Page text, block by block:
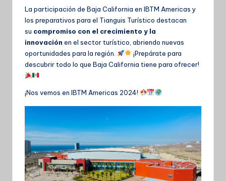
La participación de Baja California en IBTM Americas y
los preparativos para el Tianguis Turístico destacan
su compromiso con el crecimiento y la
innovación en el sector turístico, abriendo nuevas
oportunidades para la región.
¡Prepárate para
descubrir todo lo que Baja California tiene para ofrecer!
¡Nos vemos en IBTM Americas 2024!